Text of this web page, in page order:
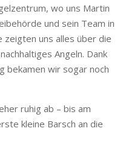
wo uns Martin
und sein Team in
zeigten uns alles über die
Angeln. Dank
bekamen wir sogar noch
ruhig ab – bis am
kleine Barsch an die